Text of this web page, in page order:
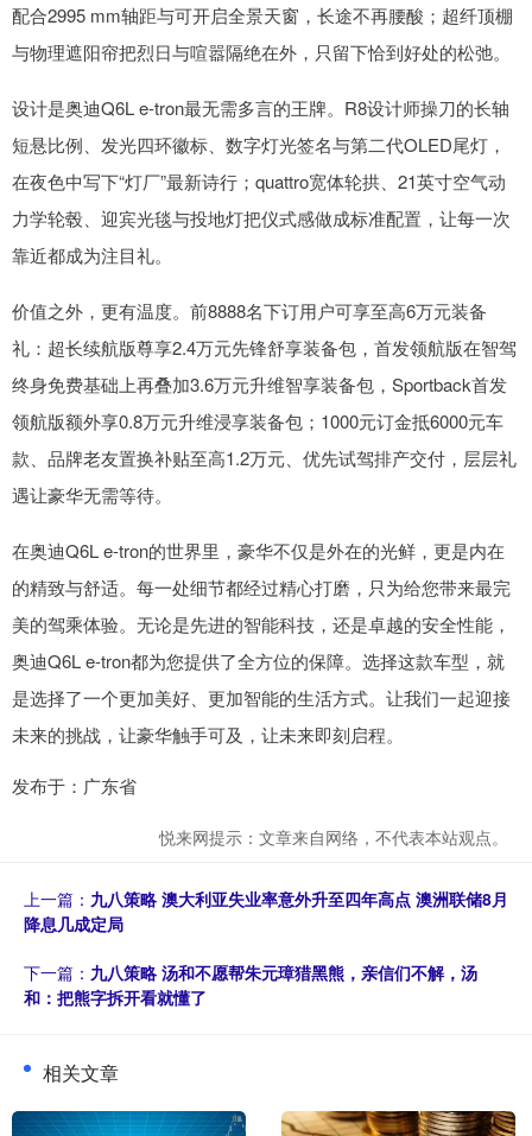
配合2995 mm轴距与可开启全景天窗，长途不再腰酸；超纤顶棚
与物理遮阳帘把烈日与喧嚣隔绝在外，只留下恰到好处的松弛。
设计是奥迪Q6L e-tron最无需多言的王牌。R8设计师操刀的长轴
短悬比例、发光四环徽标、数字灯光签名与第二代OLED尾灯，
在夜色中写下“灯厂”最新诗行；quattro宽体轮拱、21英寸空气动
力学轮毂、迎宾光毯与投地灯把仪式感做成标准配置，让每一次
靠近都成为注目礼。
价值之外，更有温度。前8888名下订用户可享至高6万元装备
礼：超长续航版尊享2.4万元先锋舒享装备包，首发领航版在智驾
终身免费基础上再叠加3.6万元升维智享装备包，Sportback首发
领航版额外享0.8万元升维浸享装备包；1000元订金抵6000元车
款、品牌老友置换补贴至高1.2万元、优先试驾排产交付，层层礼
遇让豪华无需等待。
在奥迪Q6L e-tron的世界里，豪华不仅是外在的光鲜，更是内在
的精致与舒适。每一处细节都经过精心打磨，只为给您带来最完
美的驾乘体验。无论是先进的智能科技，还是卓越的安全性能，
奥迪Q6L e-tron都为您提供了全方位的保障。选择这款车型，就
是选择了一个更加美好、更加智能的生活方式。让我们一起迎接
未来的挑战，让豪华触手可及，让未来即刻启程。
发布于：广东省
悦来网提示：文章来自网络，不代表本站观点。
上一篇： 九八策略 澳大利亚失业率意外升至四年高点 澳洲联储8月
降息几成定局
下一篇： 九八策略 汤和不愿帮朱元璋猎黑熊，亲信们不解，汤
和：把熊字拆开看就懂了
相关文章